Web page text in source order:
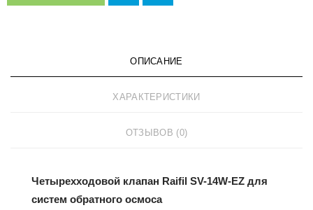
ОПИСАНИЕ
ХАРАКТЕРИСТИКИ
ОТЗЫВОВ (0)
Четырехходовой клапан Raifil SV-14W-EZ для
систем обратного осмоса